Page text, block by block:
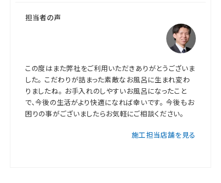
担当者の声
この度はまた弊社をご利用いただきありがとうございま
した。 こだわりが詰まった素敵なお風呂に生まれ変わ
りましたね。 お手入れのしやすいお風呂になったこと
で、今後の生活がより快適になれば幸いです。 今後もお
困りの事がございましたらお気軽にご相談ください。
施工担当店舗を見る